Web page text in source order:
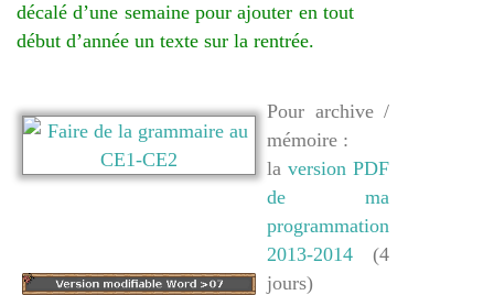
décalé d’une semaine pour ajouter en tout
début d’année un texte sur la rentrée.
Pour archive /
mémoire :
la version PDF
de ma
programmation
2013-2014 (4
jours)